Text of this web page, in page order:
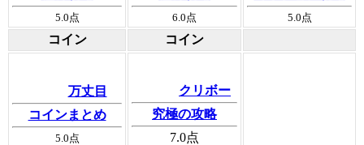
5.0点 6.0点 5.0点
コイン コイン
万丈目
コインまとめ
5.0 点
クリボー
究極の攻略
7.0点